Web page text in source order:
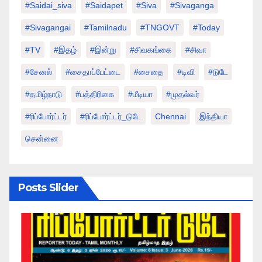
#saidai_siva #saidapet #Siva #Sivaganga
#sivagangai #tamilnadu #TNGOVT #today
#TV #இதழ் #இன்று #சிவகங்கை #சிவா
#சேனல் #சைதாப்பேட்டை #சைதை #டிவி #டுடே
#தமிழ்நாடு #பத்திரிகை #மீடியா #முதல்வர்
#ரிப்போர்ட்டர் #ரிப்போர்ட்டர்_டுடே Chennai இந்தியா
சென்னை
Posts Slider